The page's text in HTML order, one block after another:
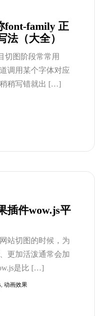
font-family 正
法（大全）
切图阶段常常用
调用某个字体对应
稍写错就出 […]
插件wow.js平
站切图的时候，为
更加活泼通常会加
是比 […]
, 动画效果